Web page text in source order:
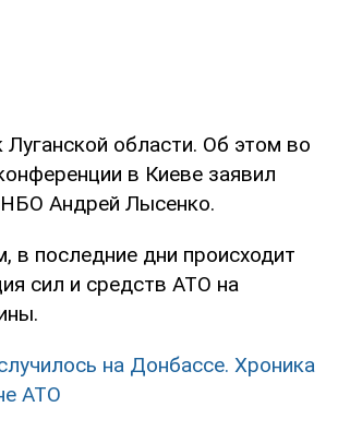
области. Об этом во
в Киеве заявил
Андрей Лысенко.
в последние дни происходит
сил и средств АТО на
на Донбассе. Хроника
АТО